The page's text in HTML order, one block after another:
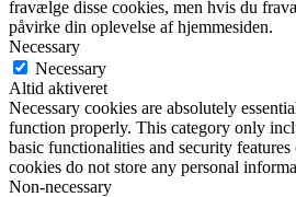
fravælge disse cookies, men hvis du
påvirke din oplevelse af hjemmesiden.
Necessary
Necessary
Altid aktiveret
Necessary cookies are absolutely
function properly. This category only
basic functionalities and security
cookies do not store any personal
Non-necessary